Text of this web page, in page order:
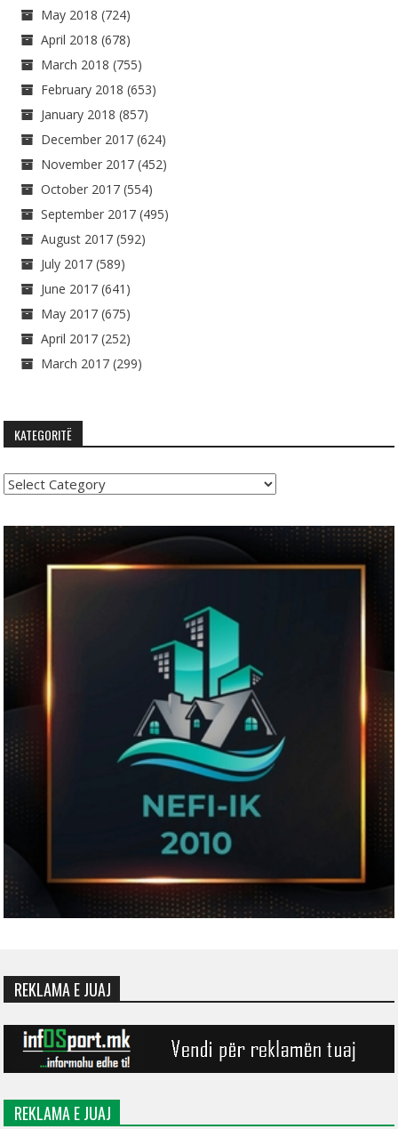
May 2018 (724)
April 2018 (678)
March 2018 (755)
February 2018 (653)
January 2018 (857)
December 2017 (624)
November 2017 (452)
October 2017 (554)
September 2017 (495)
August 2017 (592)
July 2017 (589)
June 2017 (641)
May 2017 (675)
April 2017 (252)
March 2017 (299)
KATEGORITË
Kategoritë
REKLAMA E JUAJ
REKLAMA E JUAJ